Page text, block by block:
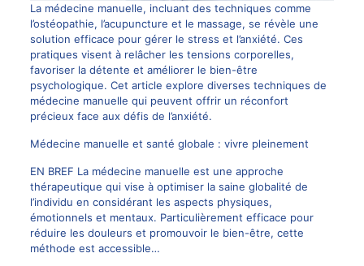
La médecine manuelle, incluant des techniques comme
l’ostéopathie, l’acupuncture et le massage, se révèle une
solution efficace pour gérer le stress et l’anxiété. Ces
pratiques visent à relâcher les tensions corporelles,
favoriser la détente et améliorer le bien-être
psychologique. Cet article explore diverses techniques de
médecine manuelle qui peuvent offrir un réconfort
précieux face aux défis de l’anxiété.
Médecine manuelle et santé globale : vivre pleinement
EN BREF La médecine manuelle est une approche
thérapeutique qui vise à optimiser la saine globalité de
l’individu en considérant les aspects physiques,
émotionnels et mentaux. Particulièrement efficace pour
réduire les douleurs et promouvoir le bien-être, cette
méthode est accessible…